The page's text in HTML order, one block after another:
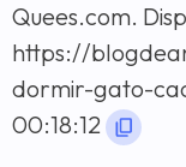
Quees.com.
https://
dormir-gato-
00:18:12